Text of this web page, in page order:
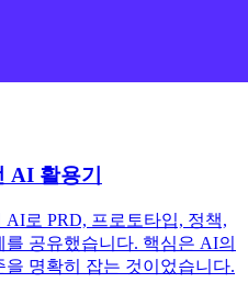
AI 활용기
로 PRD, 프로토타입, 정책,
공유했습니다. 핵심은 AI의
명확히 잡는 것이었습니다.